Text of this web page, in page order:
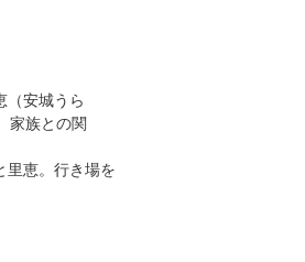
（安城うら
家族との関
里恵。行き場を